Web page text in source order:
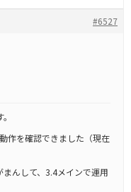
#6527
作を確認できました（現在
んして、3.4メインで運用